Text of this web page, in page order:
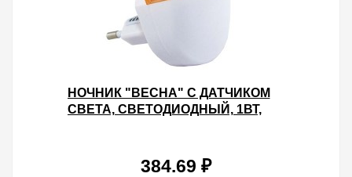
НОЧНИК "ВЕСНА" С ДАТЧИКОМ
СВЕТА, СВЕТОДИОДНЫЙ, 1ВТ,
384.69 ₽